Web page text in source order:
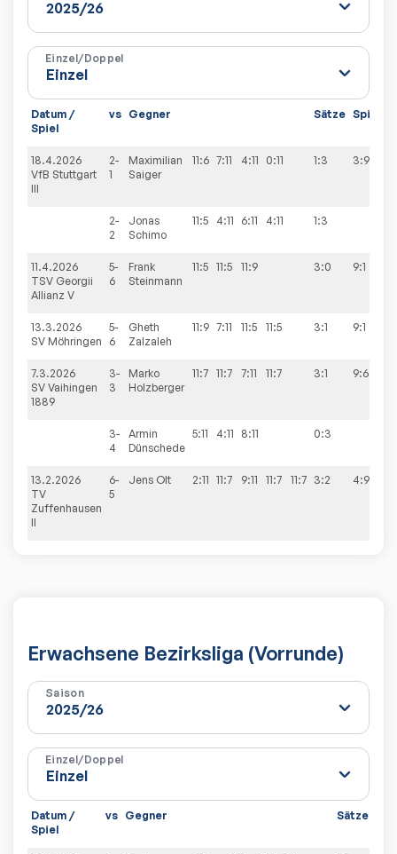
Einzel/Doppel
Datum /
Spiel
vs Gegner Sätze Spiele
18.4.2026
VfB Stuttgart
III
2-
1
Maximilian
Saiger
11:6 7:11 4:11 0:11 1:3 3:9
2-
2
Jonas
Schimo
11:5 4:11 6:11 4:11 1:3
11.4.2026
TSV Georgii
Allianz V
5-
6
Frank
Steinmann
11:5 11:5 11:9 3:0 9:1
13.3.2026
SV Möhringen
5-
6
Gheth
Zalzaleh
11:9 7:11 11:5 11:5 3:1 9:1
7.3.2026
SV Vaihingen
1889
3-
3
Marko
Holzberger
11:7 11:7 7:11 11:7 3:1 9:6
3-
4
Armin
Dünschede
5:11 4:11 8:11 0:3
13.2.2026
TV
Zuffenhausen
II
6-
5
Jens Olt 2:11 11:7 9:11 11:7 11:7 3:2 4:9
Erwachsene Bezirksliga (Vorrunde)
Saison
Einzel/Doppel
Datum /
Spiel
vs Gegner Sätze